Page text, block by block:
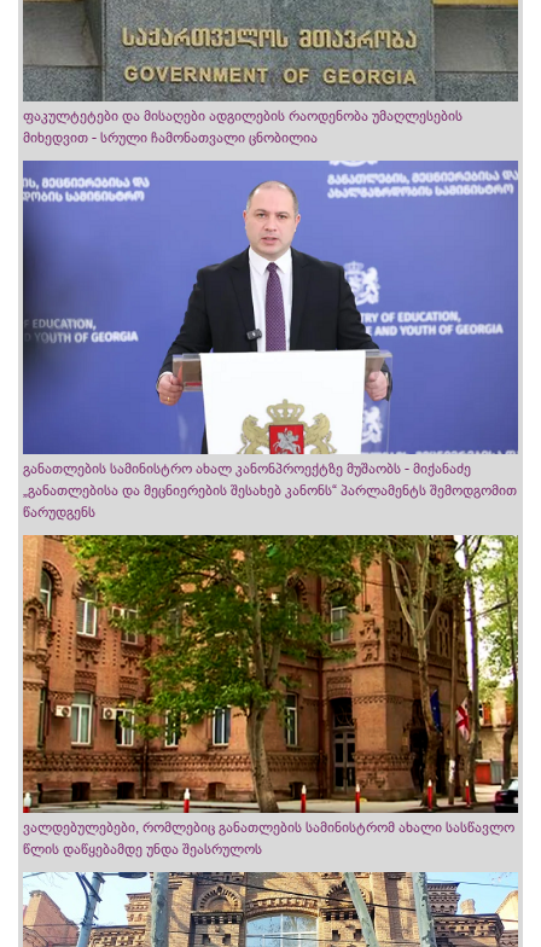
ფაკულტეტები და მისაღები ადგილების რაოდენობა უმაღლესების
მიხედვით - სრული ჩამონათვალი ცნობილია
განათლების სამინისტრო ახალ კანონპროექტზე მუშაობს - მიქანაძე
„განათლებისა და მეცნიერების შესახებ კანონს“ პარლამენტს შემოდგომით
წარუდგენს
ვალდებულებები, რომლებიც განათლების სამინისტრომ ახალი სასწავლო
წლის დაწყებამდე უნდა შეასრულოს